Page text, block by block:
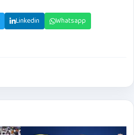
Linkedin
Whatsapp